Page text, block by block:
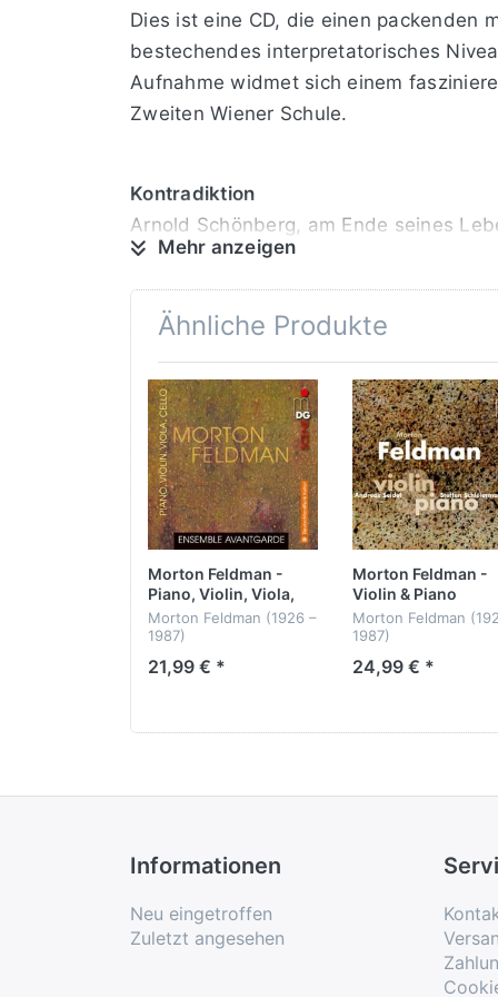
Dies ist eine CD, die einen packenden
bestechendes interpretatorisches
Aufnahme widmet sich einem
Zweiten Wiener Schule.
Kontradiktion
Arnold Schönberg, am Ende seines
die Phantasy for Violin with Piano
expressiven Vier Stücken für Violine
Reduktion
Anton Weberns umfangreiches
Klavier op. 7 zu den knappsten
führt zu einer bisher unerhörten
Aufatmen erzählt“.
Kalkulation
In Alban Bergs Trio für Geige,
einem Rechenkunststück: Der dritte
Reputation
und neueste Musik einsetzt, läßt
Mehr anzeigen
Ähnliche Produkte
Morton Feldman -
Piano, Violin, Viola,
Cello
Morton Feldman (1926 –
1987)
Piano, Violin, Viola, Cello
21,99 € *
Morton Feldman -
Violin & Piano
Morton Feldman
1987)
Violin & Piano
24,99 € *
Informationen
Neu eingetroffen
Zuletzt angesehen